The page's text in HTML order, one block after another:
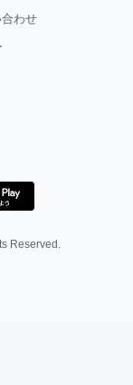
わせ
Reserved.